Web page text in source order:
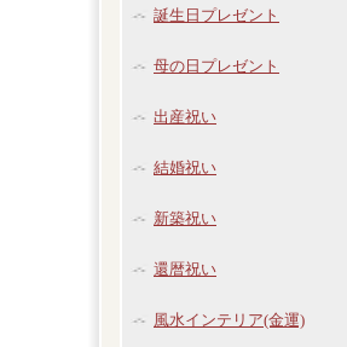
誕生日プレゼント
母の日プレゼント
出産祝い
結婚祝い
新築祝い
還暦祝い
風水インテリア(金運)